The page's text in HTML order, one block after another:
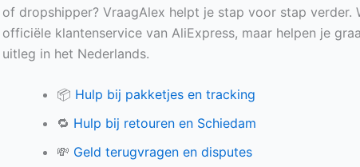
of dropshipper? VraagAlex helpt je stap voor stap verder.
officiële klantenservice van AliExpress, maar helpen je
uitleg in het Nederlands.
📦 Hulp bij pakketjes en tracking
🔁 Hulp bij retouren en Schiedam
💸 Geld terugvragen en disputes